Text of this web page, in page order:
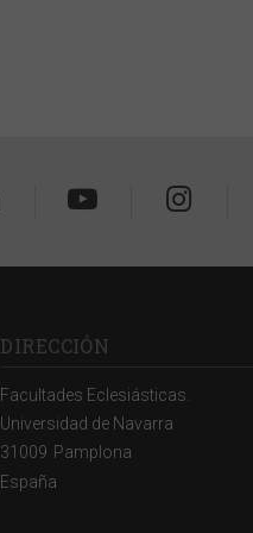
DIRECCIÓN
Facultades Eclesiásticas.
Universidad de Navarra
31009 Pamplona
España